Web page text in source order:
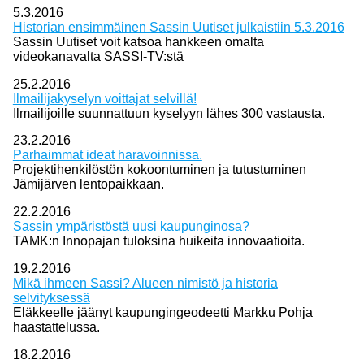
5.3.2016
Historian ensimmäinen Sassin Uutiset julkaistiin 5.3.2016
Sassin Uutiset voit katsoa hankkeen omalta
videokanavalta SASSI-TV:stä
25.2.2016
Ilmailijakyselyn voittajat selvillä!
Ilmailijoille suunnattuun kyselyyn lähes 300 vastausta.
23.2.2016
Parhaimmat ideat haravoinnissa.
Projektihenkilöstön kokoontuminen ja tutustuminen
Jämijärven lentopaikkaan.
22.2.2016
Sassin ympäristöstä uusi kaupunginosa?
TAMK:n Innopajan tuloksina huikeita innovaatioita.
19.2.2016
Mikä ihmeen Sassi? Alueen nimistö ja historia
selvityksessä
Eläkkeelle jäänyt kaupungingeodeetti Markku Pohja
haastattelussa.
18.2.2016